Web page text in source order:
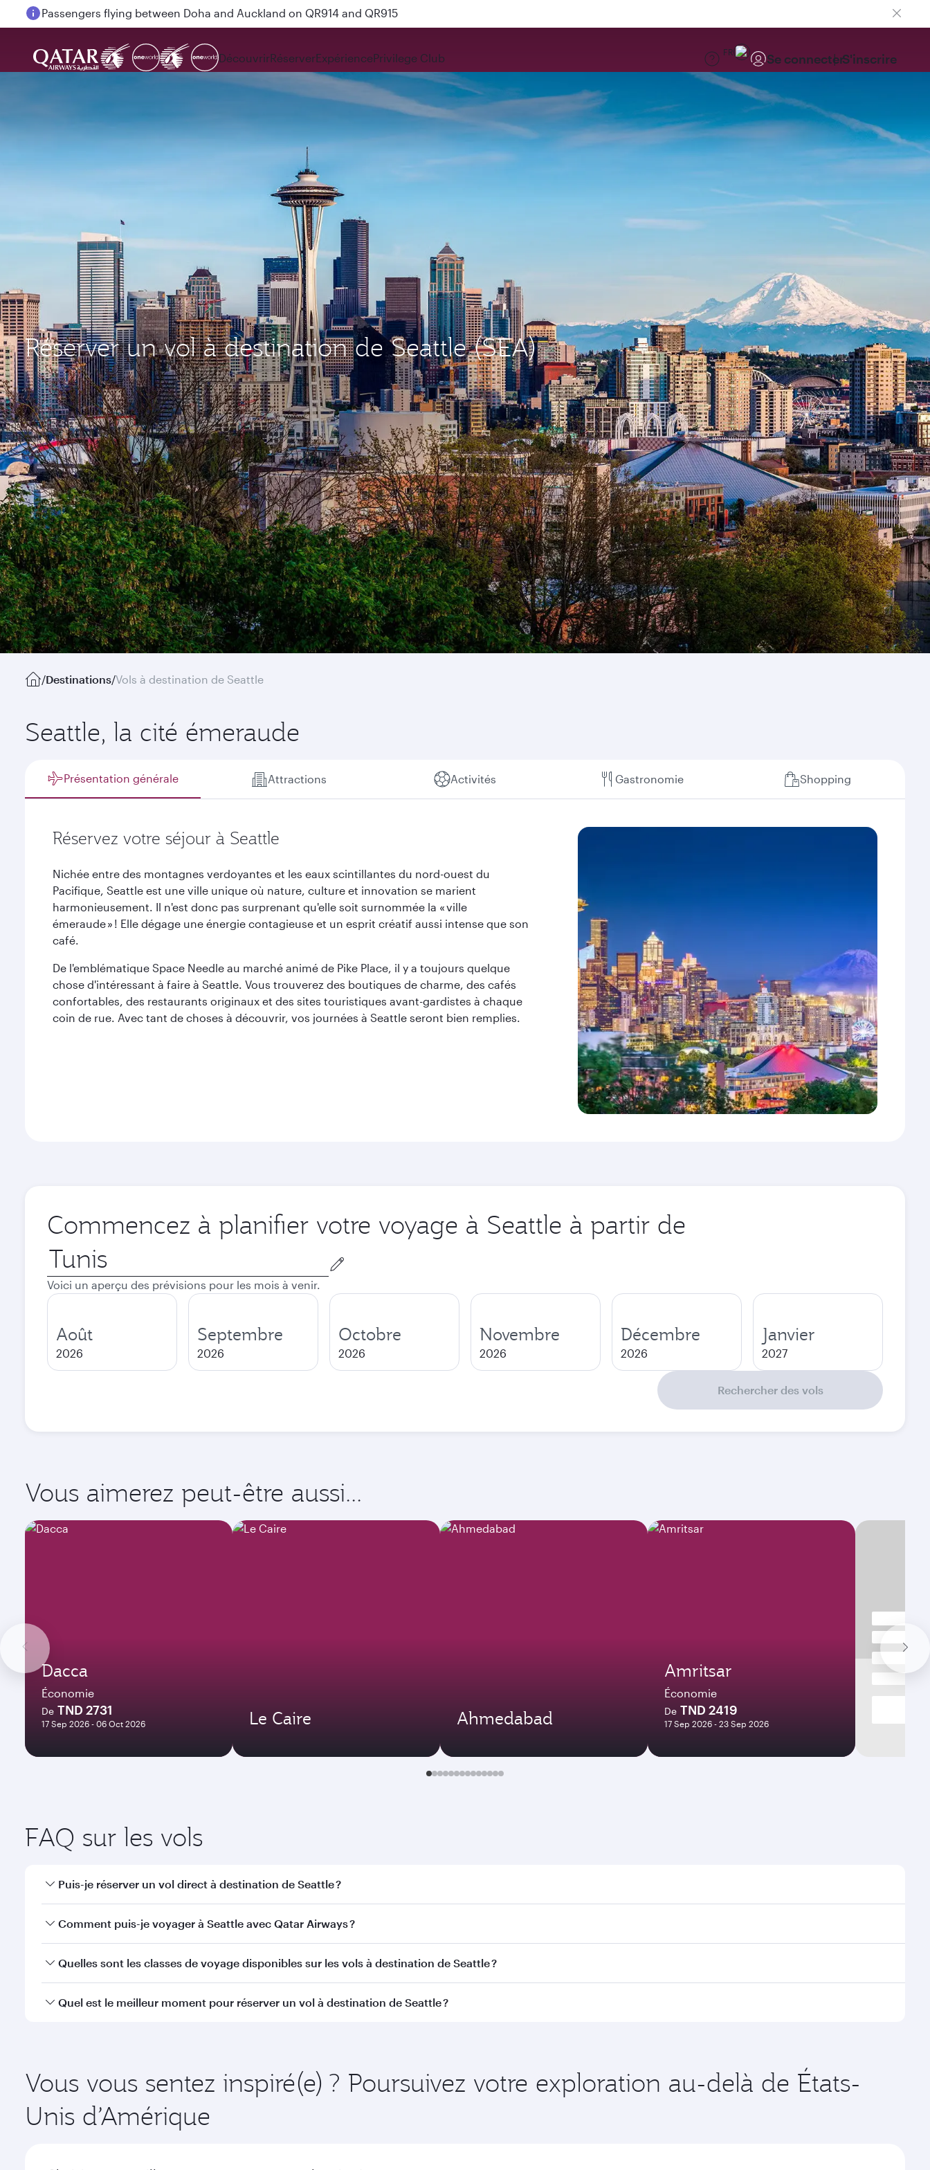
Passengers flying between Doha and Auckland on QR914 and QR915
DécouvrirRéserverExpériencePrivilege Club FR Se connecterS'inscrire
Réserver un vol à destination de Seattle (SEA)
/Destinations/Vols à destination de Seattle
Seattle, la cité émeraude
Présentation générale Attractions Activités Gastronomie Shopping
Réservez votre séjour à Seattle
Nichée entre des montagnes verdoyantes et les eaux scintillantes du nord-ouest du
Pacifique, Seattle est une ville unique où nature, culture et innovation se marient
harmonieusement. Il n'est donc pas surprenant qu'elle soit surnommée la « ville
émeraude » ! Elle dégage une énergie contagieuse et un esprit créatif aussi intense que son
café.
De l'emblématique Space Needle au marché animé de Pike Place, il y a toujours quelque
chose d'intéressant à faire à Seattle. Vous trouverez des boutiques de charme, des cafés
confortables, des restaurants originaux et des sites touristiques avant-gardistes à chaque
coin de rue. Avec tant de choses à découvrir, vos journées à Seattle seront bien remplies.
Commencez à planifier votre voyage à Seattle à partir de
Ville
de
départ
Voici un aperçu des prévisions pour les mois à venir.
Août
2026
Septembre
2026
Octobre
2026
Novembre
2026
Décembre
2026
Janvier
2027
Rechercher des vols
Vous aimerez peut-être aussi...
Dacca
Économie
De TND 2731
17 Sep 2026 - 06 Oct 2026 Le Caire Ahmedabad
Amritsar
Économie
De TND 2419
17 Sep 2026 - 23 Sep 2026
FAQ sur les vols
Puis-je réserver un vol direct à destination de Seattle ?
Oui, Qatar Airways opère des vols directs vers Seattle. Recherchez les vols depuis notre page d'accueil pour trouver les horaires et la fréquence des vols.
Comment puis-je voyager à Seattle avec Qatar Airways ?
Vous pouvez voyager directement à Seattle avec Qatar Airways. Nous desservons plus de 150 destinations via Doha, avec des correspondances fluides et efficaces
Quelles sont les classes de voyage disponibles sur les vols à destination de Seattle ?
La disponibilité des classes de voyage dépend de l'itinéraire et de la compagnie aérienne opérant le vol. Sur les vols opérés par Qatar Airways, vous pouvez
Quel est le meilleur moment pour réserver un vol à destination de Seattle ?
Vous vous sentez inspiré(e) ? Poursuivez votre exploration au-delà de États-
Unis d’Amérique